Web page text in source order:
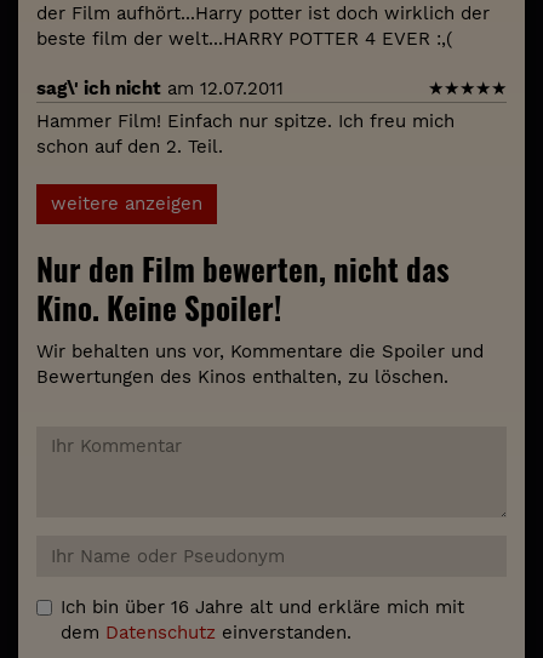
der Film aufhört...Harry potter ist doch wirklich der
beste film der welt...HARRY POTTER 4 EVER :,(
sag\' ich nicht am 12.07.2011 ★★★★★
Hammer Film! Einfach nur spitze. Ich freu mich
schon auf den 2. Teil.
weitere anzeigen
Nur den Film bewerten, nicht das
Kino. Keine Spoiler!
Wir behalten uns vor, Kommentare die Spoiler und
Bewertungen des Kinos enthalten, zu löschen.
Ich bin über 16 Jahre alt und erkläre mich mit
dem Datenschutz einverstanden.